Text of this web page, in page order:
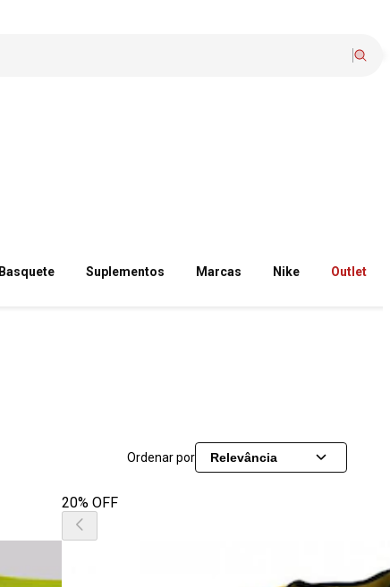
Basquete Suplementos Marcas Nike Outlet
Ordenar por Relevância
20% OFF